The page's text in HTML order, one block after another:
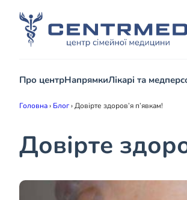
Про центрНапрямкиЛікарі та
Головна› Блог›Довірте здоров’я п’явкам!
Довірте